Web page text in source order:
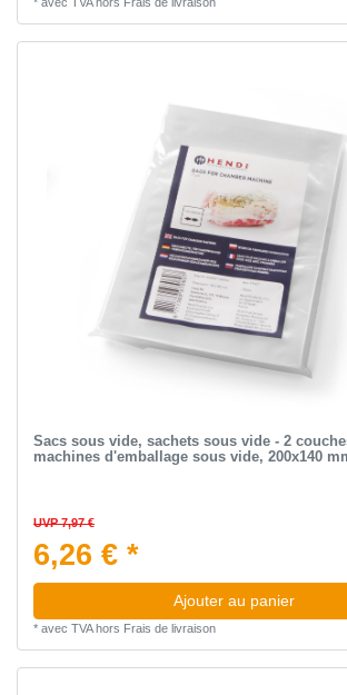
Sacs sous vide, sachets sous vide - 2
machines d'emballage sous vide, 200x140
UVP 7,97 €
6,26 € *
Ajouter au panier
* avec TVAhors Frais de livraison